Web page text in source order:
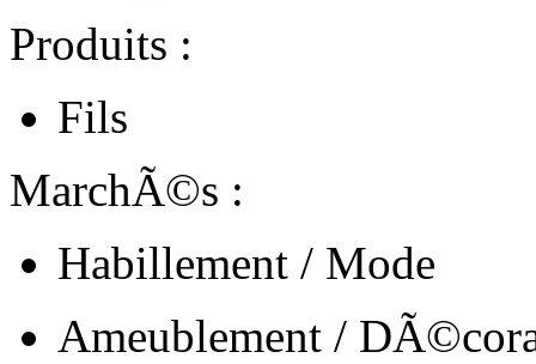
Produits :
Fils
MarchÃ©s :
Habillement / Mode
Ameublement /